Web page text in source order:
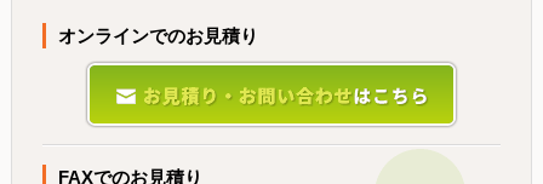
オンラインでのお見積り
FAXでのお見積り